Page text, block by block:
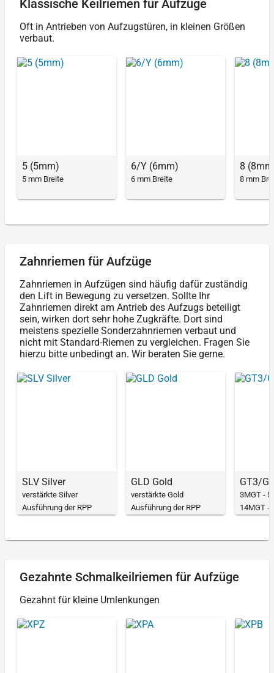
Klassische Keilriemen für Aufzüge
Oft in Antrieben von Aufzugstüren, in kleinen Größen
verbaut.
5 (5mm)
5 mm Breite
6/Y (6mm)
6 mm Breite
8
8 mm
Zahnriemen für Aufzüge
Zahnriemen in Aufzügen sind häufig dafür zuständig
den Lift in Bewegung zu versetzen. Sollte Ihr
Zahnriemen direkt am Antrieb des Aufzugs beteiligt
sein, wirken dort sehr hohe Zugkräfte. Dort sind
meistens spezielle Sonderzahnriemen verbaut und
nicht mit Standard-Riemen zu vergleichen. Fragen Sie
hierzu bitte unbedingt an. Wir beraten Sie gerne.
SLV Silver
verstärkte Silver
Ausführung der RPP
GLD Gold
verstärkte Gold
Ausführung der RPP
GT3/
3MGT -
14MGT -
Gezahnte Schmalkeilriemen für Aufzüge
Gezahnt für kleine Umlenkungen